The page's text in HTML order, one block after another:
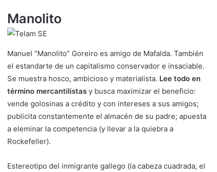
Manolito
Manuel “Manolito” Goreiro es amigo de Mafalda. También
el estandarte de un capitalismo conservador e insaciable.
Se muestra hosco, ambicioso y materialista. Lee todo en
término mercantilistas y busca maximizar el beneficio:
vende golosinas a crédito y con intereses a sus amigos;
publicita constantemente el almacén de su padre; apuesta
a eleminar la competencia (y llevar a la quiebra a
Rockefeller).
Estereotipo del inmigrante gallego (la cabeza cuadrada, el